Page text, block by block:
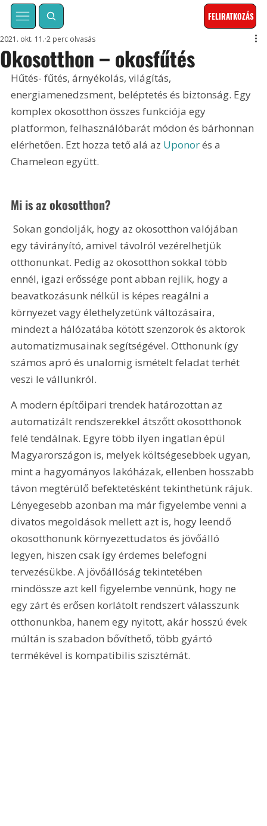
FELIRATKOZÁS
Okosotthon – okosfűtés
2021. okt. 11. 2 perc olvasás
Hűtés- fűtés, árnyékolás, világítás,
energiamenedzsment, beléptetés és biztonság. Egy
komplex okosotthon összes funkciója egy
platformon, felhasználóbarát módon és bárhonnan
elérhetően. Ezt hozza tető alá az Uponor és a
Chameleon együtt.
Mi is az okosotthon?
Sokan gondolják, hogy az okosotthon valójában
egy távirányító, amivel távolról vezérelhetjük
otthonunkat. Pedig az okosotthon sokkal több
ennél, igazi erőssége pont abban rejlik, hogy a
beavatkozásunk nélkül is képes reagálni a
környezet vagy élethelyzetünk változásaira,
mindezt a hálózatába kötött szenzorok és aktorok
automatizmusainak segítségével. Otthonunk így
számos apró és unalomig ismételt feladat terhét
veszi le vállunkról.
A modern építőipari trendek határozottan az
automatizált rendszerekkel átszőtt okosotthonok
felé tendálnak. Egyre több ilyen ingatlan épül
Magyarországon is, melyek költségesebbek ugyan,
mint a hagyományos lakóházak, ellenben hosszabb
távon megtérülő befektetésként tekinthetünk rájuk.
Lényegesebb azonban ma már figyelembe venni a
divatos megoldások mellett azt is, hogy leendő
okosotthonunk környezettudatos és jövőálló
legyen, hiszen csak így érdemes belefogni
tervezésükbe. A jövőállóság tekintetében
mindössze azt kell figyelembe vennünk, hogy ne
egy zárt és erősen korlátolt rendszert válasszunk
otthonunkba, hanem egy nyitott, akár hosszú évek
múltán is szabadon bővíthető, több gyártó
termékével is kompatibilis szisztémát.